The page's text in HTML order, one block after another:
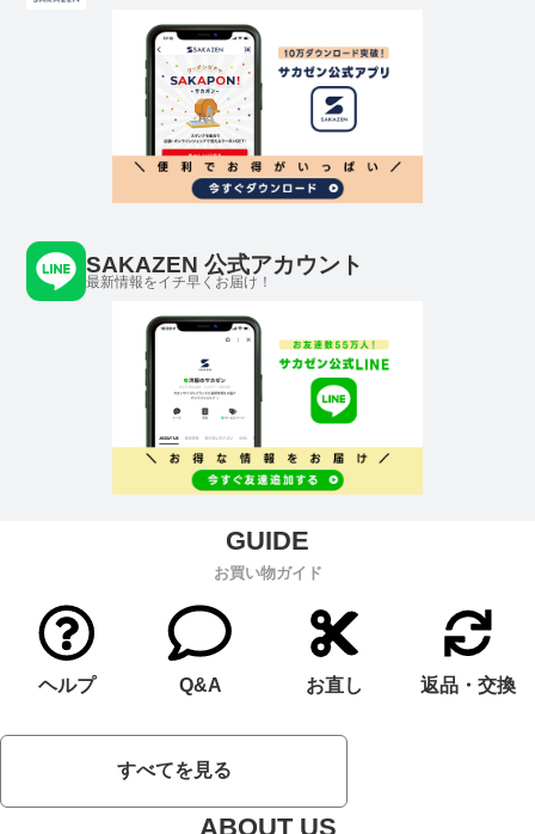
SAKAZEN 公式アカウント
最新情報をイチ早くお届け！
お買い物ガイド
ヘルプ Q&A お直し 返品・交換
すべてを見る